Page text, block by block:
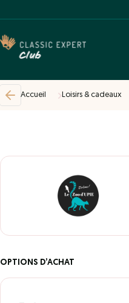
Accueil Loisirs & cadeaux
OPTIONS D’ACHAT